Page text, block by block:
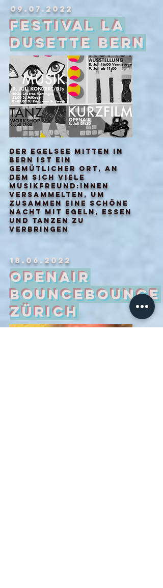
09.07.2022
Festival La
Dusette Bern
Der Egelsee mitten in
bern ist ein
gemütlicher ort, an
dem sich viele
musikfreund:innen
versammelten, um
zusammen eine schöne
nacht mit egeln, essen
und tanzen zu
verbringen
18.06.2022
openair
bouncebounce
zürich